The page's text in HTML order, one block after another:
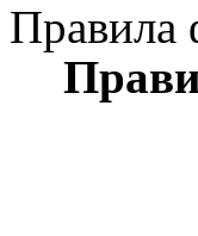
Правила